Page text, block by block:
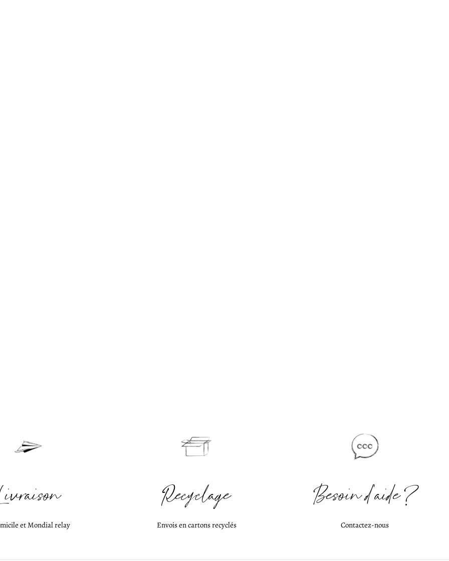
et Mondial relay
Recyclage
Envois en cartons recyclés
Besoin d'aide ?
Contactez-nous